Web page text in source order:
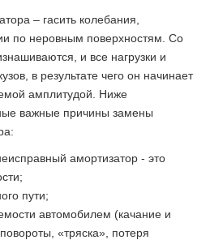
– гасить колебания,
по неровным поверхностям. Со
и все нагрузки и
в результате чего он начинает
амплитудой. Ниже
важные причины замены
амортизатор - это
пути;
автомобилем (качание и
«тряска», потеря